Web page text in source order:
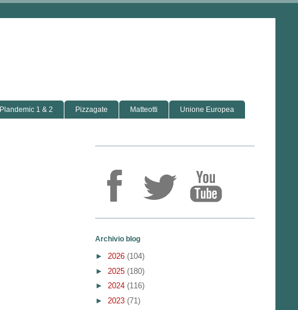
Plandemic 1 & 2 Pizzagate Matteotti Unione Europea
Archivio blog
► 2026 (104)
► 2025 (180)
► 2024 (116)
► 2023 (71)